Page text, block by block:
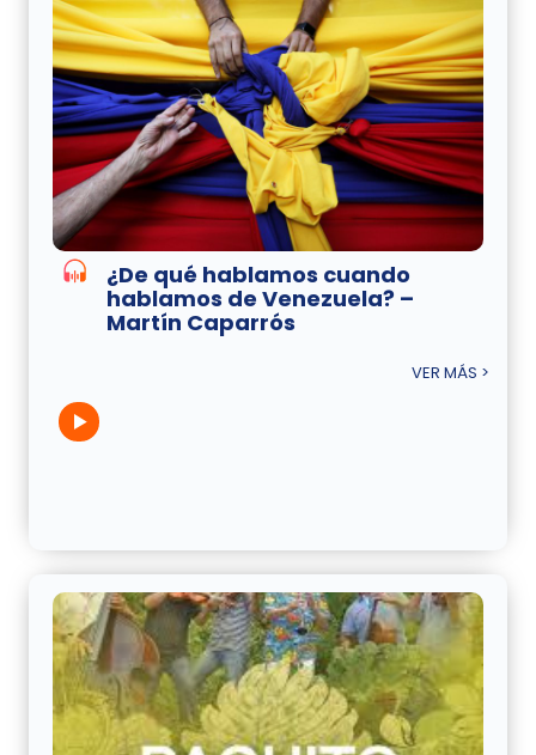
¿De qué hablamos cuando
hablamos de Venezuela? –
Martín Caparrós
VER MÁS >